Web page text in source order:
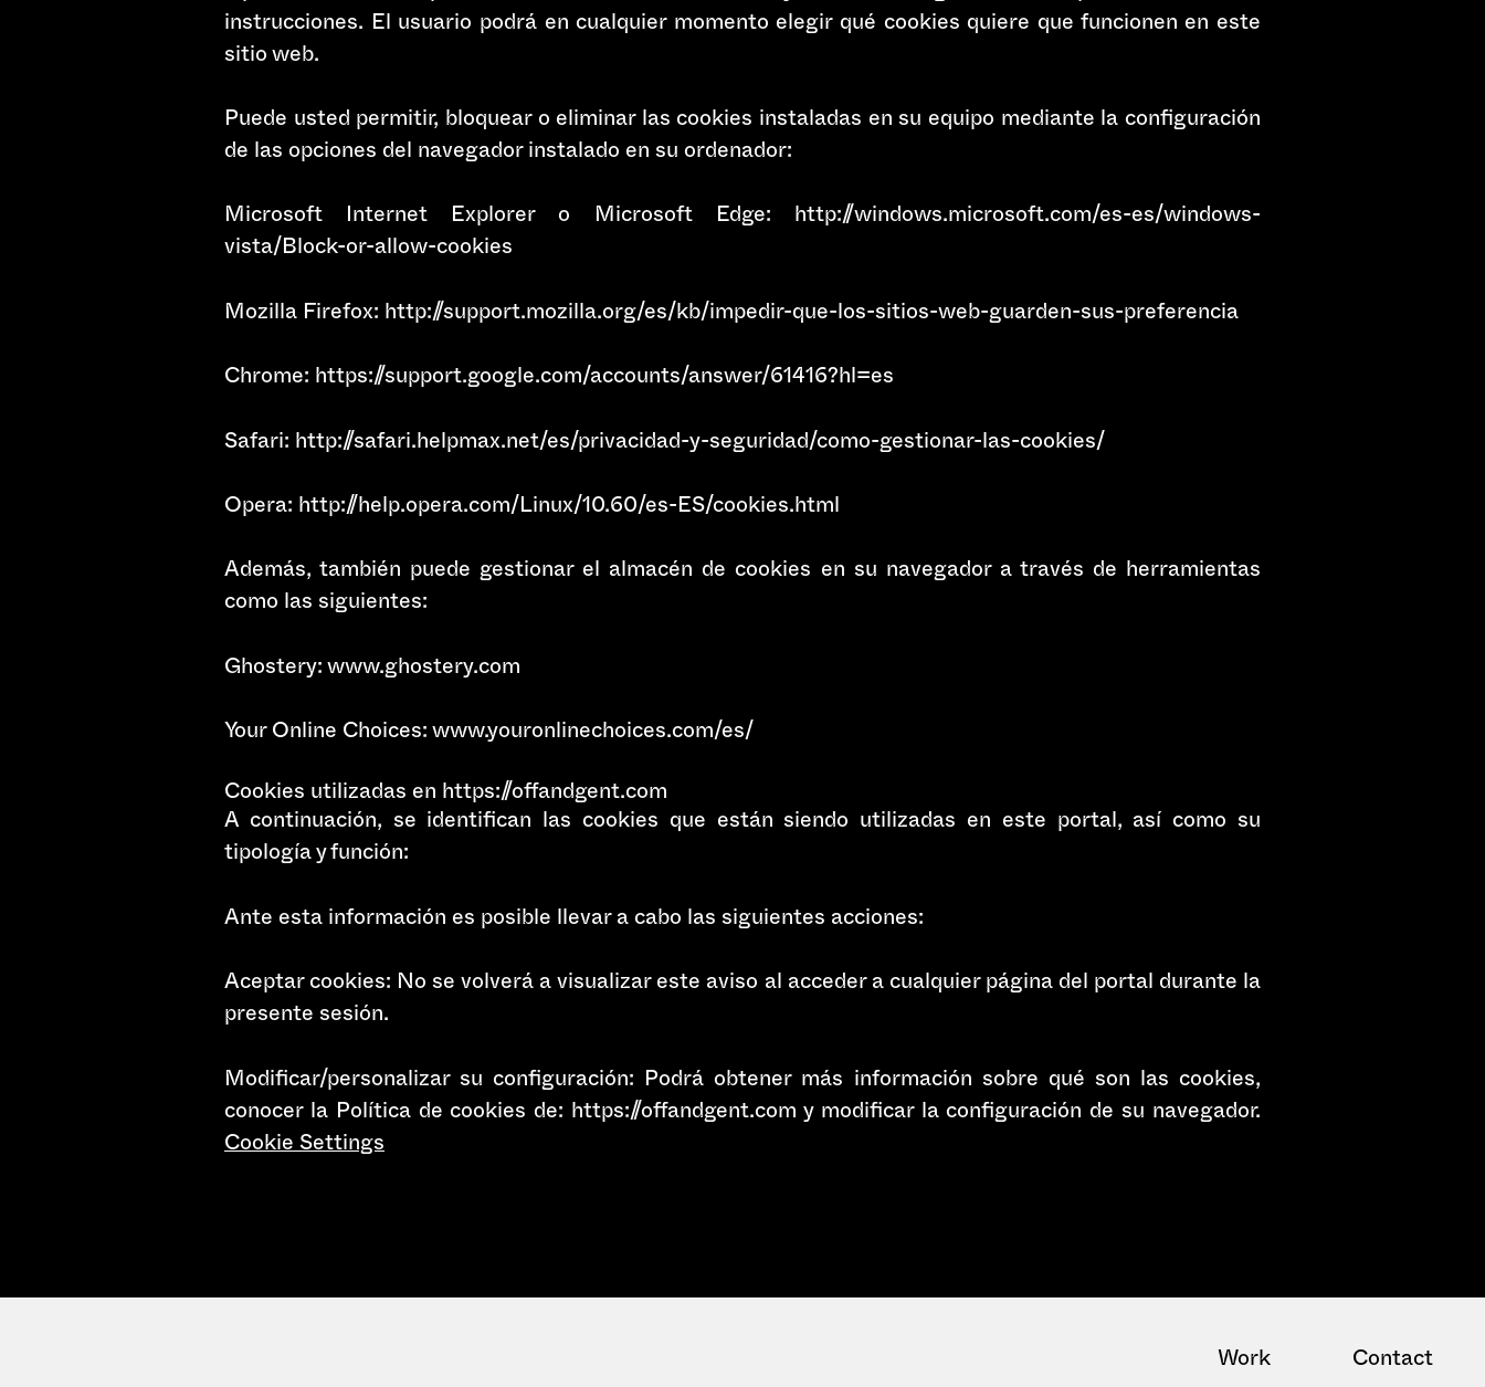
instrucciones. El usuario podrá en cualquier momento elegir qué cookies quiere que funcionen en este
sitio web.
Puede usted permitir, bloquear o eliminar las cookies instaladas en su equipo mediante la configuración
de las opciones del navegador instalado en su ordenador:
Microsoft Internet Explorer o Microsoft Edge: http://windows.microsoft.com/es-es/windows-
vista/Block-or-allow-cookies
Mozilla Firefox: http://support.mozilla.org/es/kb/impedir-que-los-sitios-web-guarden-sus-preferencia
Chrome: https://support.google.com/accounts/answer/61416?hl=es
Safari: http://safari.helpmax.net/es/privacidad-y-seguridad/como-gestionar-las-cookies/
Opera: http://help.opera.com/Linux/10.60/es-ES/cookies.html
Además, también puede gestionar el almacén de cookies en su navegador a través de herramientas
como las siguientes:
Ghostery: www.ghostery.com
Your Online Choices: www.youronlinechoices.com/es/
Cookies utilizadas en https://offandgent.com
A continuación, se identifican las cookies que están siendo utilizadas en este portal, así como su
tipología y función:
Ante esta información es posible llevar a cabo las siguientes acciones:
Aceptar cookies: No se volverá a visualizar este aviso al acceder a cualquier página del portal durante la
presente sesión.
Modificar/personalizar su configuración: Podrá obtener más información sobre qué son las cookies,
conocer la Política de cookies de: https://offandgent.com y modificar la configuración de su navegador.
Cookie Settings
Work Contact